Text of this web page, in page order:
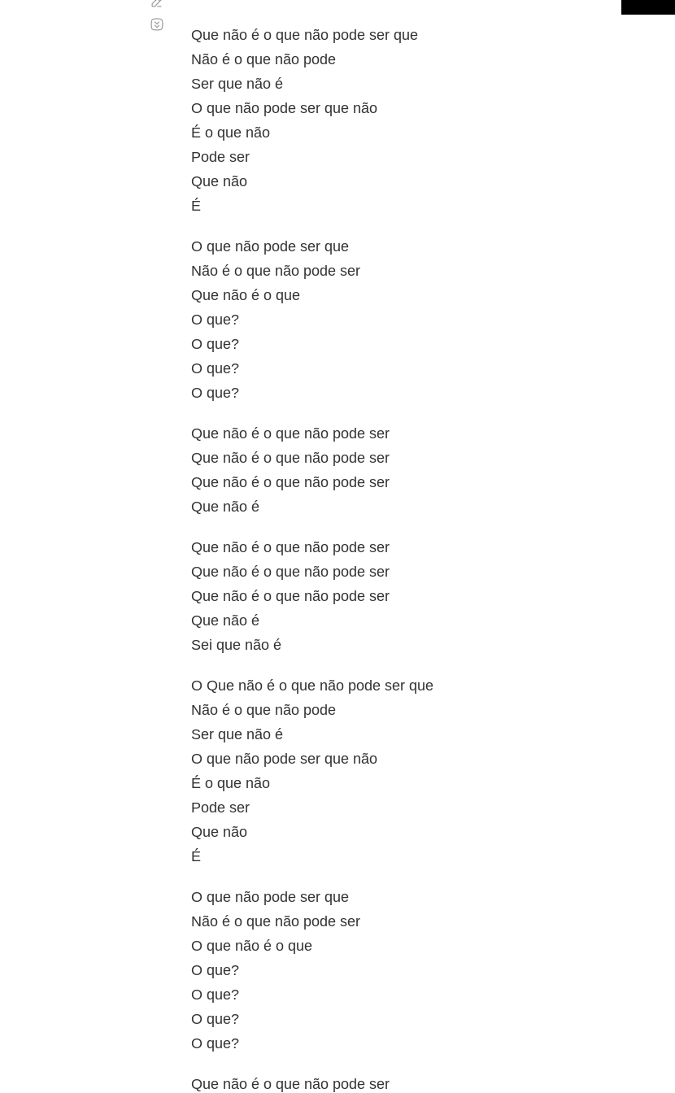
Que não é o que não pode ser que
Não é o que não pode
Ser que não é
O que não pode ser que não
É o que não
Pode ser
Que não
É
O que não pode ser que
Não é o que não pode ser
Que não é o que
O que?
O que?
O que?
O que?
Que não é o que não pode ser
Que não é o que não pode ser
Que não é o que não pode ser
Que não é
Que não é o que não pode ser
Que não é o que não pode ser
Que não é o que não pode ser
Que não é
Sei que não é
O Que não é o que não pode ser que
Não é o que não pode
Ser que não é
O que não pode ser que não
É o que não
Pode ser
Que não
É
O que não pode ser que
Não é o que não pode ser
O que não é o que
O que?
O que?
O que?
O que?
Que não é o que não pode ser
automático